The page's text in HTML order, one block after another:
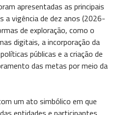
apresentadas as principais
a vigência de dez anos (2026-
de exploração, como o
digitais, a incorporação da
públicas e a criação de
das metas por meio da
um ato simbólico em que